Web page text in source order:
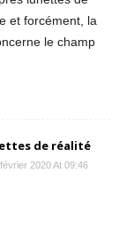
et forcément, la
le champ
de réalité
2020 At 09:46